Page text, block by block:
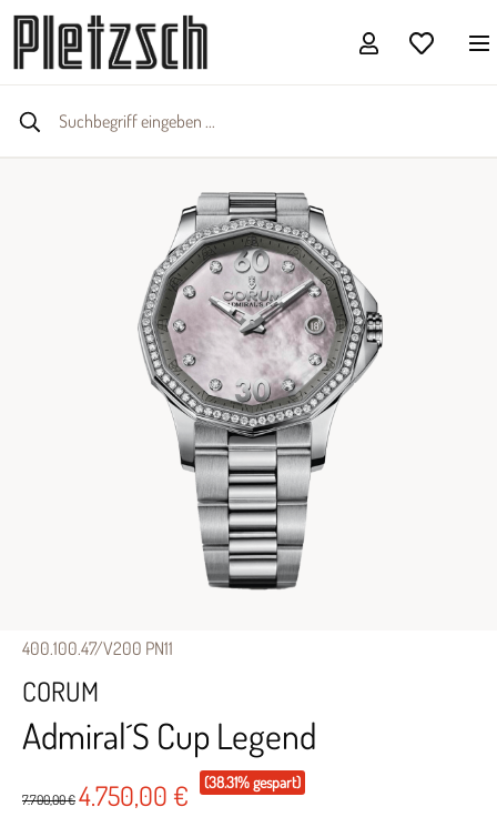
400.100.47/V200 PN11
CORUM
Admiral´S Cup Legend
7.700,00 € 4.750,00 € (38.31% gespart)